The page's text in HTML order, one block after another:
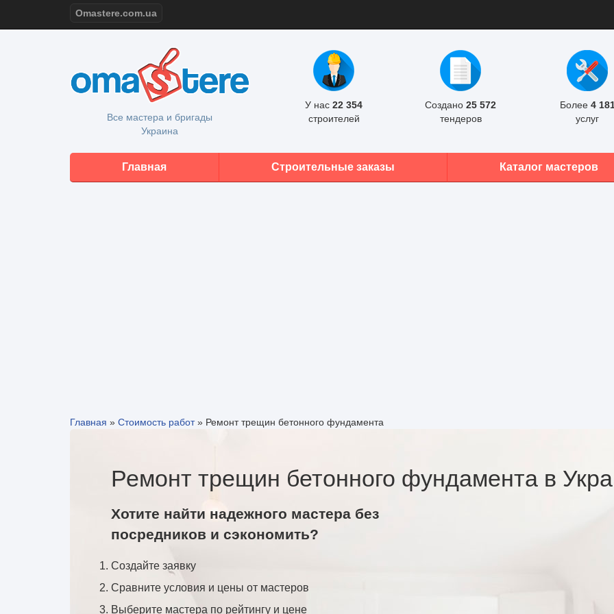
Omastere.com.ua
Все мастера и бригады
Украина
У нас 22 354
строителей
Создано 25 572
тендеров
Более 4
услуг
Главная Строительные заказы Каталог мастеров
Главная » Стоимость работ» Ремонт трещин бетонного фундамента
Ремонт трещин бетонного фундамента в
Хотите найти надежного мастера без
посредников и сэкономить?
Создайте заявку
Сравните условия и цены от мастеров
Выберите мастера по рейтингу и цене